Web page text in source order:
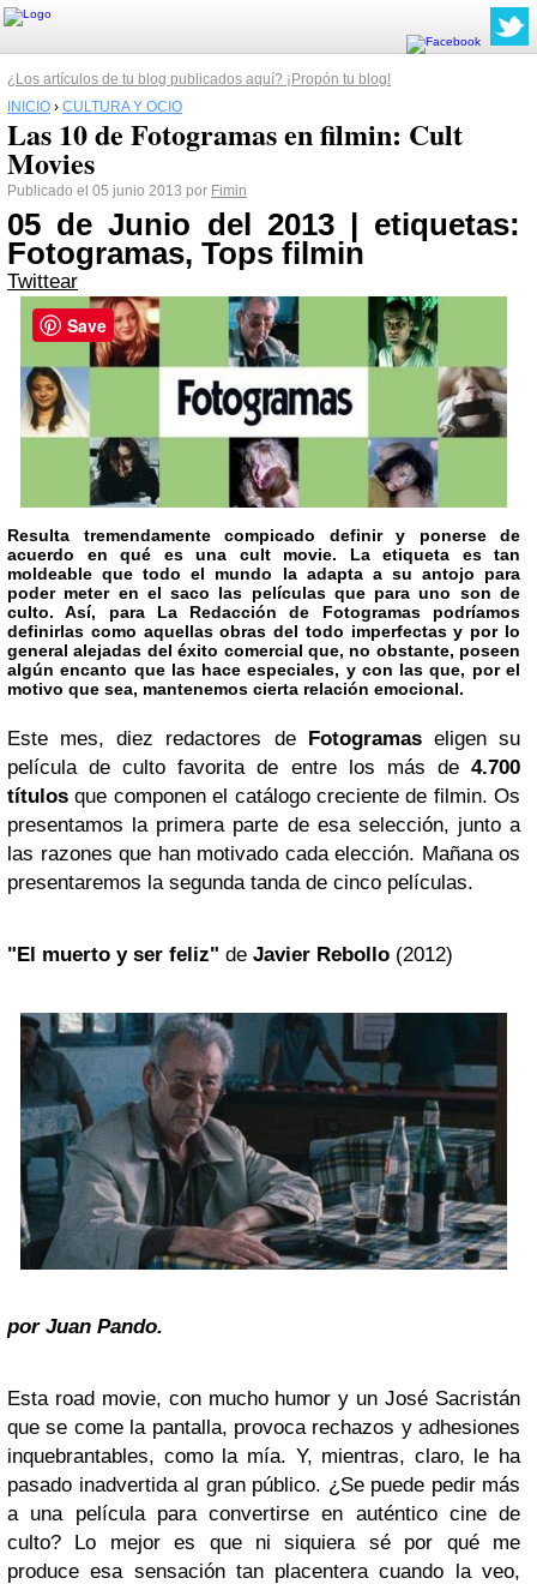
¿Los artículos de tu blog publicados aquí? ¡Propón tu blog!
INICIO › CULTURA Y OCIO
Las 10 de Fotogramas en filmin: Cult
Movies
Publicado el 05 junio 2013 por Fimin
05 de Junio del 2013 | etiquetas:
Fotogramas, Tops filmin
Twittear
Resulta tremendamente compicado definir y ponerse de
acuerdo en qué es una cult movie. La etiqueta es tan
moldeable que todo el mundo la adapta a su antojo para
poder meter en el saco las películas que para uno son de
culto. Así, para La Redacción de Fotogramaspodríamos
definirlas como aquellas obras del todo imperfectas y por lo
general alejadas del éxito comercial que, no obstante, poseen
algún encanto que las hace especiales, y con las que, por el
motivo que sea, mantenemos cierta relación emocional.
Este mes, diez redactores deFotogramas eligen su
película de culto favorita de entre los más de 4.700
títulos que componen el catálogo creciente de filmin. Os
presentamos la primera parte de esa selección, junto a
las razones que han motivado cada elección. Mañana os
presentaremos la segunda tanda de cinco películas.
"El muerto y ser feliz" de Javier Rebollo (2012)
por Juan Pando.
Esta road movie, con mucho humor y un José Sacristán
que se come la pantalla, provoca rechazos y adhesiones
inquebrantables, como la mía. Y, mientras, claro, le ha
pasado inadvertida al gran público. ¿Se puede pedir más
a una película para convertirse en auténtico cine de
culto? Lo mejor es que ni siquiera sé por qué me
produce esa sensación tan placentera cuando la veo,
Save